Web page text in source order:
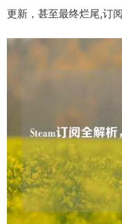
更新，甚至最终烂尾,订